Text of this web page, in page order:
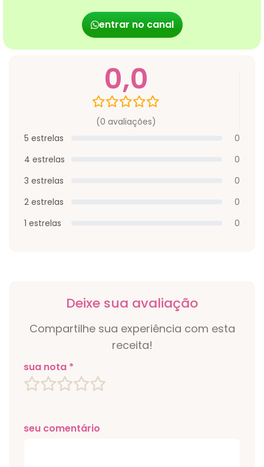
entrar no canal
0,0
(0 avaliações)
5 estrelas
0
4 estrelas
0
3 estrelas
0
2 estrelas
0
1 estrelas
0
Deixe sua avaliação
Compartilhe sua experiência com esta
receita!
sua nota *
seu comentário